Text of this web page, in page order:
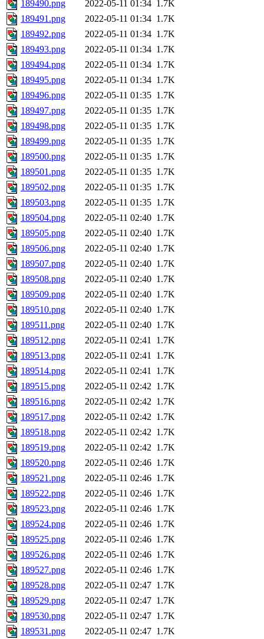
189490.png
2022-05-11 01:34 1.7K
189491.png
2022-05-11 01:34 1.7K
189492.png
2022-05-11 01:34 1.7K
189493.png
2022-05-11 01:34 1.7K
189494.png
2022-05-11 01:34 1.7K
189495.png
2022-05-11 01:34 1.7K
189496.png
2022-05-11 01:35 1.7K
189497.png
2022-05-11 01:35 1.7K
189498.png
2022-05-11 01:35 1.7K
189499.png
2022-05-11 01:35 1.7K
189500.png
2022-05-11 01:35 1.7K
189501.png
2022-05-11 01:35 1.7K
189502.png
2022-05-11 01:35 1.7K
189503.png
2022-05-11 01:35 1.7K
189504.png
2022-05-11 02:40 1.7K
189505.png
2022-05-11 02:40 1.7K
189506.png
2022-05-11 02:40 1.7K
189507.png
2022-05-11 02:40 1.7K
189508.png
2022-05-11 02:40 1.7K
189509.png
2022-05-11 02:40 1.7K
189510.png
2022-05-11 02:40 1.7K
189511.png
2022-05-11 02:40 1.7K
189512.png
2022-05-11 02:41 1.7K
189513.png
2022-05-11 02:41 1.7K
189514.png
2022-05-11 02:41 1.7K
189515.png
2022-05-11 02:42 1.7K
189516.png
2022-05-11 02:42 1.7K
189517.png
2022-05-11 02:42 1.7K
189518.png
2022-05-11 02:42 1.7K
189519.png
2022-05-11 02:42 1.7K
189520.png
2022-05-11 02:46 1.7K
189521.png
2022-05-11 02:46 1.7K
189522.png
2022-05-11 02:46 1.7K
189523.png
2022-05-11 02:46 1.7K
189524.png
2022-05-11 02:46 1.7K
189525.png
2022-05-11 02:46 1.7K
189526.png
2022-05-11 02:46 1.7K
189527.png
2022-05-11 02:46 1.7K
189528.png
2022-05-11 02:47 1.7K
189529.png
2022-05-11 02:47 1.7K
189530.png
2022-05-11 02:47 1.7K
189531.png
2022-05-11 02:47 1.7K